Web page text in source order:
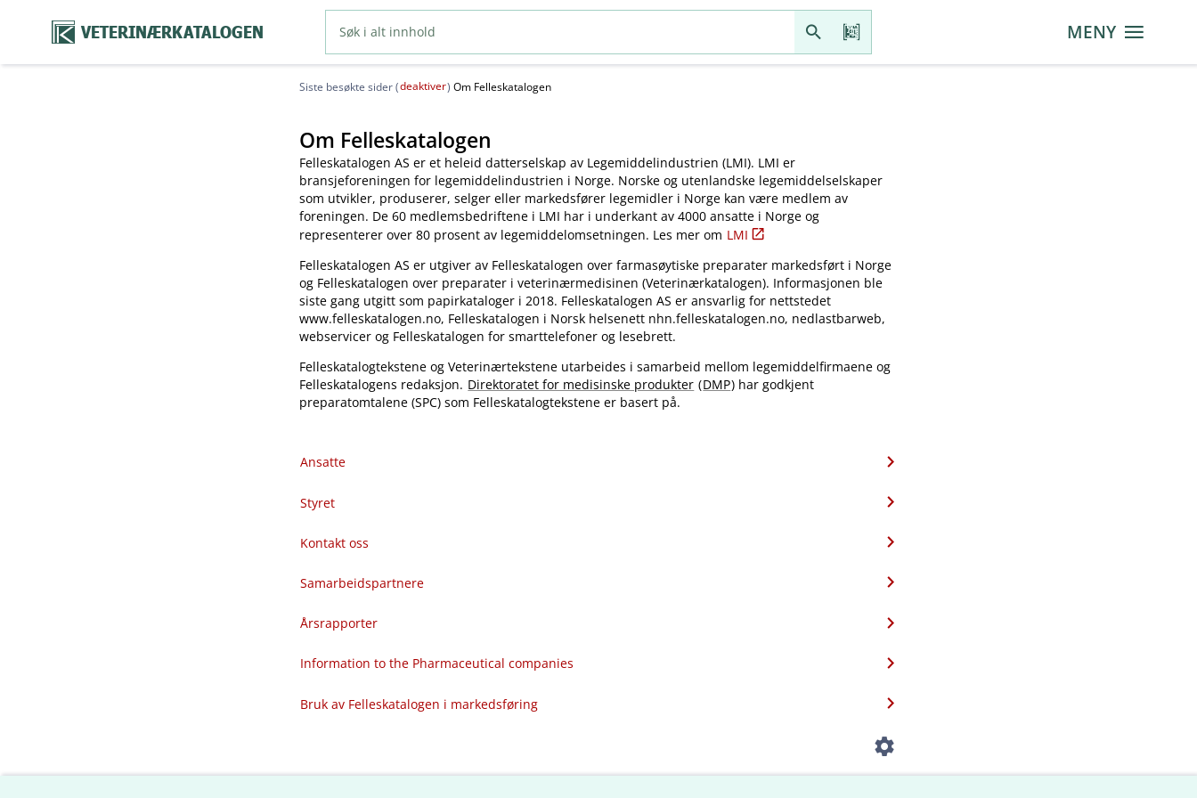
VETERINÆRKATALOGEN MENY
Siste besøkte sider (deaktiver) Om Felleskatalogen
Om Felleskatalogen
Felleskatalogen AS er et heleid datterselskap av Legemiddelindustrien (LMI). LMI er
bransjeforeningen for legemiddelindustrien i Norge. Norske og utenlandske legemiddelselskaper
som utvikler, produserer, selger eller markedsfører legemidler i Norge kan være medlem av
foreningen. De 60 medlemsbedriftene i LMI har i underkant av 4000 ansatte i Norge og
representerer over 80 prosent av legemiddelomsetningen. Les mer om LMI
Felleskatalogen AS er utgiver av Felleskatalogen over farmasøytiske preparater markedsført i Norge
og Felleskatalogen over preparater i veterinærmedisinen (Veterinærkatalogen). Informasjonen ble
siste gang utgitt som papirkataloger i 2018. Felleskatalogen AS er ansvarlig for nettstedet
www.felleskatalogen.no, Felleskatalogen i Norsk helsenett nhn.felleskatalogen.no, nedlastbarweb,
webservicer og Felleskatalogen for smarttelefoner og lesebrett.
Felleskatalogtekstene og Veterinærtekstene utarbeides i samarbeid mellom legemiddelfirmaene og
Felleskatalogens redaksjon. Direktoratet for medisinske produkter (DMP) har godkjent
preparatomtalene (SPC) som Felleskatalogtekstene er basert på.
Ansatte
Styret
Kontakt oss
Samarbeidspartnere
Årsrapporter
Information to the Pharmaceutical companies
Bruk av Felleskatalogen i markedsføring